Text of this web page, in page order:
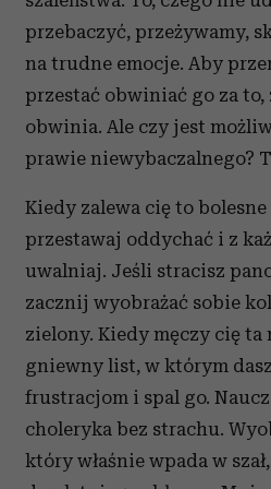
przebaczyć, przeżywamy,
na trudne emocje. Aby
przestać obwiniać go za to,
obwinia. Ale czy jest
prawie niewybaczalnego?
Kiedy zalewa cię to
przestawaj oddychać i z
uwalniaj. Jeśli stracisz
zacznij wyobrażać sobie
zielony. Kiedy męczy cię ta
gniewny list, w którym
frustracjom i spal go.
choleryka bez strachu.
który właśnie wpada w